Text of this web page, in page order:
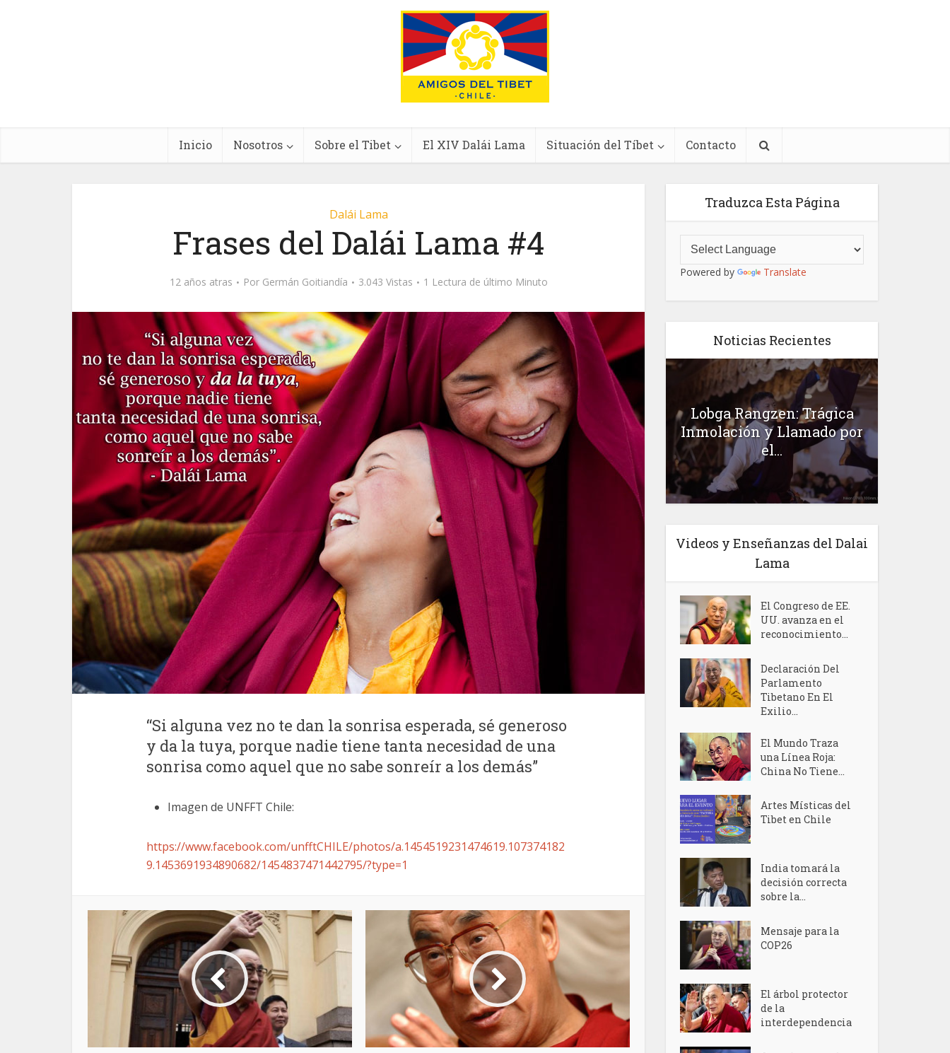
Inicio Nosotros Sobre el Tibet El XIV Dalái Lama Situación del Tíbet Contacto
Dalái Lama
Frases del Dalái Lama #4
12 años atras Por Germán Goitiandía 3.043 Vistas 1 Lectura de último Minuto
“Si alguna vez no te dan la sonrisa esperada, sé generoso
y da la tuya, porque nadie tiene tanta necesidad de una
sonrisa como aquel que no sabe sonreír a los demás”
Imagen de UNFFT Chile:
https://www.facebook.com/unfftCHILE/photos/a.1454519231474619.107374182
9.1453691934890682/1454837471442795/?type=1
Traduzca Esta Página
Powered by Translate
Noticias Recientes
El 91º Cumpleaños de S.S.
el Dalái Lama
Purga en la cúpula de
Beijing: La caída del
General...
Lobga Rangzen: Trágica
Inmolación y Llamado por
el...
Videos y Enseñanzas del Dalai
Lama
El Congreso de EE.
UU. avanza en el
reconocimiento...
Declaración Del
Parlamento
Tibetano En El
Exilio...
El Mundo Traza
una Línea Roja:
China No Tiene...
Artes Místicas del
Tibet en Chile
India tomará la
decisión correcta
sobre la...
Mensaje para la
COP26
El árbol protector
de la
interdependencia